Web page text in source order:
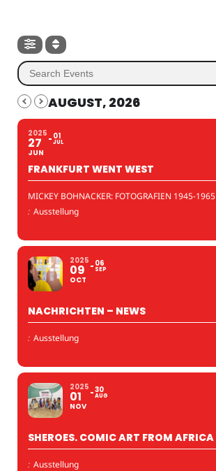
AUGUST, 2026
2025
27
JUN
01
JUL
FRANKFURT WENT WEST
MICKEY BOHNACKER: FOTOGRAFIEN 1945-1965
: Ausstellung
2025
09
OCT
06
SEP
NACHRICHTEN – NEWS
: Ausstellung
2025
01
NOV
30
AUG
SHEROES. COMIC ART FROM AFRICA
: Ausstellung